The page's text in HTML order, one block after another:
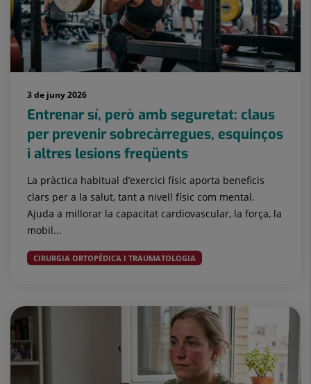
3 de juny 2026
Entrenar sí, però amb seguretat: claus
per prevenir sobrecàrregues, esquinços
i altres lesions freqüents
La pràctica habitual d’exercici físic aporta beneficis
clars per a la salut, tant a nivell físic com mental.
Ajuda a millorar la capacitat cardiovascular, la força, la
mobil...
CIRURGIA ORTOPÈDICA I TRAUMATOLOGIA